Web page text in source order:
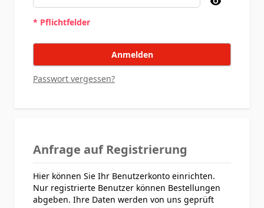
* Pflichtfelder
Anmelden
Passwort vergessen?
Anfrage auf Registrierung
Hier können Sie Ihr Benutzerkonto einrichten.
Nur registrierte Benutzer können Bestellungen
abgeben. Ihre Daten werden von uns geprüft